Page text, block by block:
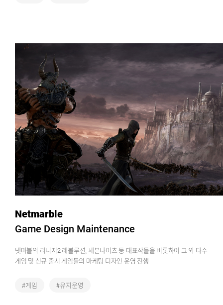
Netmarble
Game Design Maintenance
넷마블의 리니지2 레볼루션, 세븐나이츠 등 대표작들을 비롯하여 그 외 다수
게임 및 신규 출시 게임들의 마케팅 디자인 운영 진행
#게임 #유지운영